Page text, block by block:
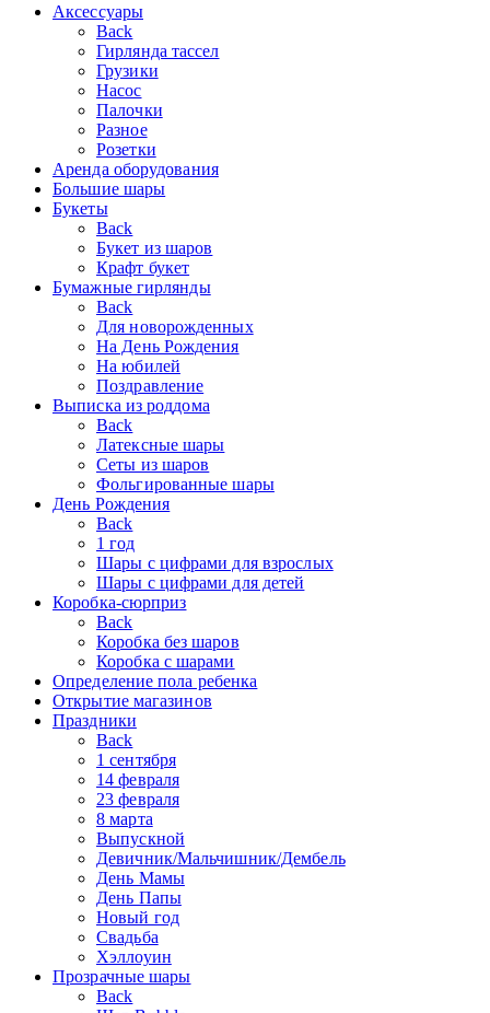
Аксессуары
Back
Гирлянда тассел
Грузики
Насос
Палочки
Разное
Розетки
Аренда оборудования
Большие шары
Букеты
Back
Букет из шаров
Крафт букет
Бумажные гирлянды
Back
Для новорожденных
На День Рождения
На юбилей
Поздравление
Выписка из роддома
Back
Латексные шары
Сеты из шаров
Фольгированные шары
День Рождения
Back
1 год
Шары с цифрами для взрослых
Шары с цифрами для детей
Коробка-сюрприз
Back
Коробка без шаров
Коробка с шарами
Определение пола ребенка
Открытие магазинов
Праздники
Back
1 сентября
14 февраля
23 февраля
8 марта
Выпускной
Девичник/Мальчишник/Дембель
День Мамы
День Папы
Новый год
Свадьба
Хэллоуин
Прозрачные шары
Back